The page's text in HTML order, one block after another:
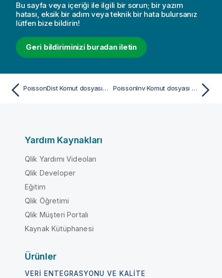
Bu sayfa veya içeriği ile ilgili bir sorun; bir yazım
hatası, eksik bir adım veya teknik bir hata bulursanız
lütfen bize bildirin!
Geri bildiriminizi buradan iletin
PoissonDist Komut dosyası ve grafik fonksiyonu PoissonInv Komut dosyası ve grafik fonksiyonu
Yardım Kaynakları
Qlik Yardımı Videoları
Qlik Developer
Eğitim
Qlik Öğretimi
Qlik Müşteri Portalı
Kaynak Kütüphanesi
Ürünler
VERI ENTEGRASYONU VE KALITE